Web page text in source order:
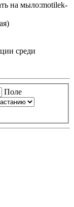
на мыло:motilek-
среди
Поле